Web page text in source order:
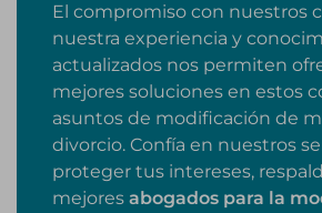
El compromiso con nuestros
nuestra experiencia y
actualizados nos permiten
mejores soluciones en estos
asuntos de modificación de
divorcio. Confía en nuestros
proteger tus intereses,
mejores abogados para la